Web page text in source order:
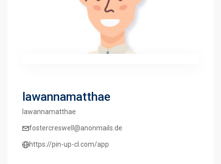
lawannamatthae
lawannamatthae
fostercreswell@anonmails.de
https://pin-up-cl.com/app